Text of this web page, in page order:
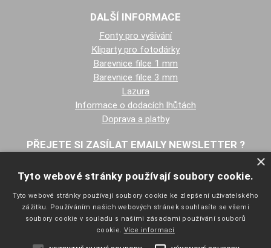
DALŠÍ INFORMACE
Fonty pro vyšívání
Kliparty pro fotodárky
Barevnice filce 1 mm
Barevnice filce 3 mm
Lazura
Informace o dodacích lhůtách
Doprava a platby
PŘEJETE SI ZASÍLAT EMAILY NEWSLETTER ?
NAVIGACE
×
Tyto webové stránky používají soubory cookie.
Tyto webové stránky používají soubory cookie ke zlepšení uživatelského
zážitku. Používáním našich webových stránek souhlasíte se všemi
soubory cookie v souladu s našimi zásadami používání souborů
cookie. Více informací